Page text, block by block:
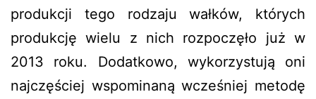
produkcji tego rodzaju wałków, których
produkcję wielu z nich rozpoczęło już w
2013 roku. Dodatkowo, wykorzystują oni
najczęściej wspominaną wcześniej metodę